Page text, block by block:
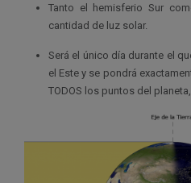
Tanto el hemisferio Sur
cantidad de luz solar.
Será el único día durante el
el Este y se pondrá
TODOS los puntos del